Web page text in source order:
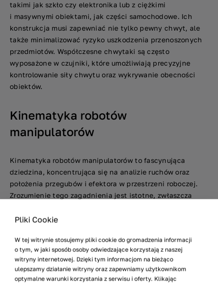
takimi jak szkło czy elektronika lub z ciężkimi
i masywnymi obiektami, jak części samochodowe. Ich
konstrukcja musi zapewniać nie tylko pewny chwyt, ale
także minimalizować ryzyko uszkodzenia przenoszonych
przedmiotów. Współczesne chwytaki są często
wyposażone w czujniki, które umożliwiają precyzyjne
kontrolowanie siły chwytu oraz wykrywanie obecności
obiektów.
Kinematyka robotów
manipulatorów
Kinematyka robotów manipulatorów to fascynująca
dziedzina, koncentrująca się na analizie ruchów oraz
położenia przegubów i efektora w przestrzeni roboczej.
Zrozumienie tego zagadnienia jest istotne, zwłaszcza
wykonywać precyzyjne zadania w dynamicznych
technologicznym, kinematyka manipulatorów staje się
coraz bardziej zaawansowana, co pozwala robotom
realizować bardziej skomplikowane operacje z większą
dokładnością.
Pliki Cookie
W tej witrynie stosujemy pliki cookie do gromadzenia informacji
o tym, w jaki sposób osoby odwiedzające korzystają z naszej
witryny internetowej. Dzięki tym informacjom na bieżąco
ulepszamy działanie witryny oraz zapewniamy użytkownikom
optymalne warunki korzystania z serwisu i oferty. Klikając